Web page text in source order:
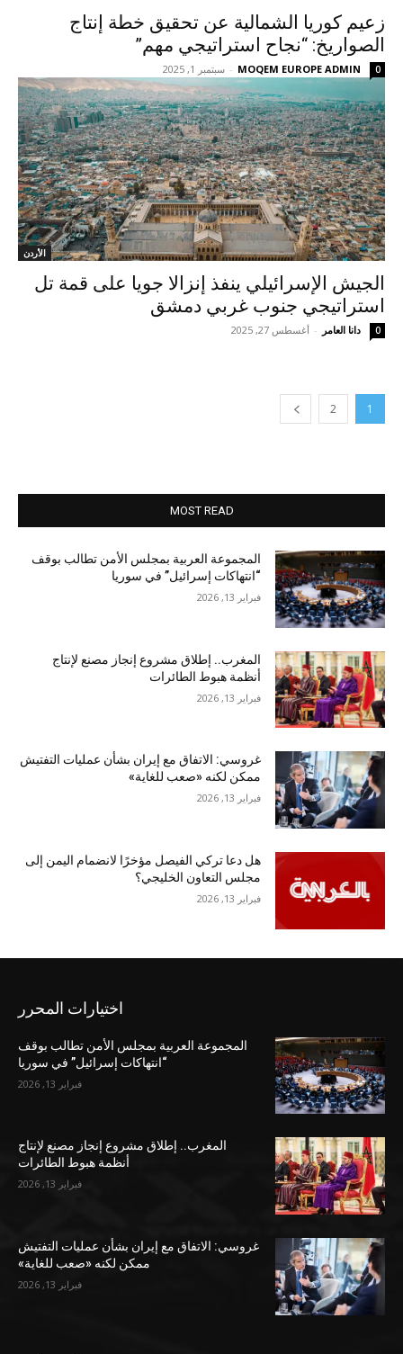
زعيم كوريا الشمالية عن تحقيق خطة إنتاج
الصواريخ: “نجاح استراتيجي مهم”
MOQEM EUROPE ADMIN
- سبتمبر 1, 2025 0
الأردن
الجيش الإسرائيلي ينفذ إنزالا جويا على قمة تل
استراتيجي جنوب غربي دمشق
دانا العامر - أغسطس 27, 2025 0
1
2
MOST READ
المجموعة العربية بمجلس الأمن تطالب بوقف
“انتهاكات إسرائيل” في سوريا
فبراير 13, 2026
المغرب.. إطلاق مشروع إنجاز مصنع لإنتاج
أنظمة هبوط الطائرات
فبراير 13, 2026
غروسي: الاتفاق مع إيران بشأن عمليات التفتيش
ممكن لكنه «صعب للغاية»
فبراير 13, 2026
هل دعا تركي الفيصل مؤخرًا لانضمام اليمن إلى
مجلس التعاون الخليجي؟
فبراير 13, 2026
اختيارات المحرر
المجموعة العربية بمجلس الأمن تطالب بوقف
“انتهاكات إسرائيل” في سوريا
فبراير 13, 2026
المغرب.. إطلاق مشروع إنجاز مصنع لإنتاج
أنظمة هبوط الطائرات
فبراير 13, 2026
غروسي: الاتفاق مع إيران بشأن عمليات التفتيش
ممكن لكنه «صعب للغاية»
فبراير 13, 2026